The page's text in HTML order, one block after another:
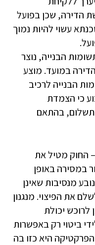
הדירה, שכן בפועל
עשוי להיות נמוך
הבנייה, נוצר
במועד. מוצע
הבנייה לרכיב
כי הצמדת
בהתאם
– החוק מטיל את
במסירה באופן
מנסיבות שאינן
את הפיצוי. מנגנון
לרוכש יכולת
ביטוי רק באפשרות
היא כזו בה